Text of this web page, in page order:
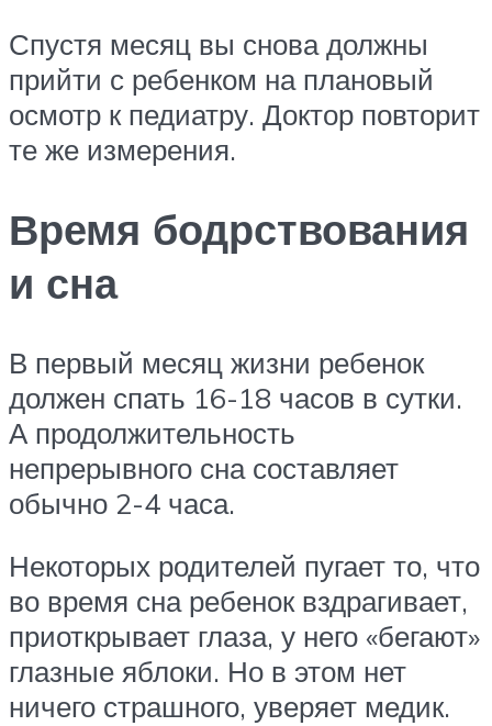
Спустя месяц вы снова должны
прийти с ребенком на плановый
осмотр к педиатру. Доктор повторит
те же измерения.
Время бодрствования
и сна
В первый месяц жизни ребенок
должен спать 16-18 часов в сутки.
А продолжительность
непрерывного сна составляет
обычно 2-4 часа.
Некоторых родителей пугает то, что
во время сна ребенок вздрагивает,
приоткрывает глаза, у него «бегают»
глазные яблоки. Но в этом нет
ничего страшного, уверяет медик.